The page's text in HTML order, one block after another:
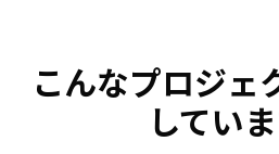
こんなプロジェ
していま